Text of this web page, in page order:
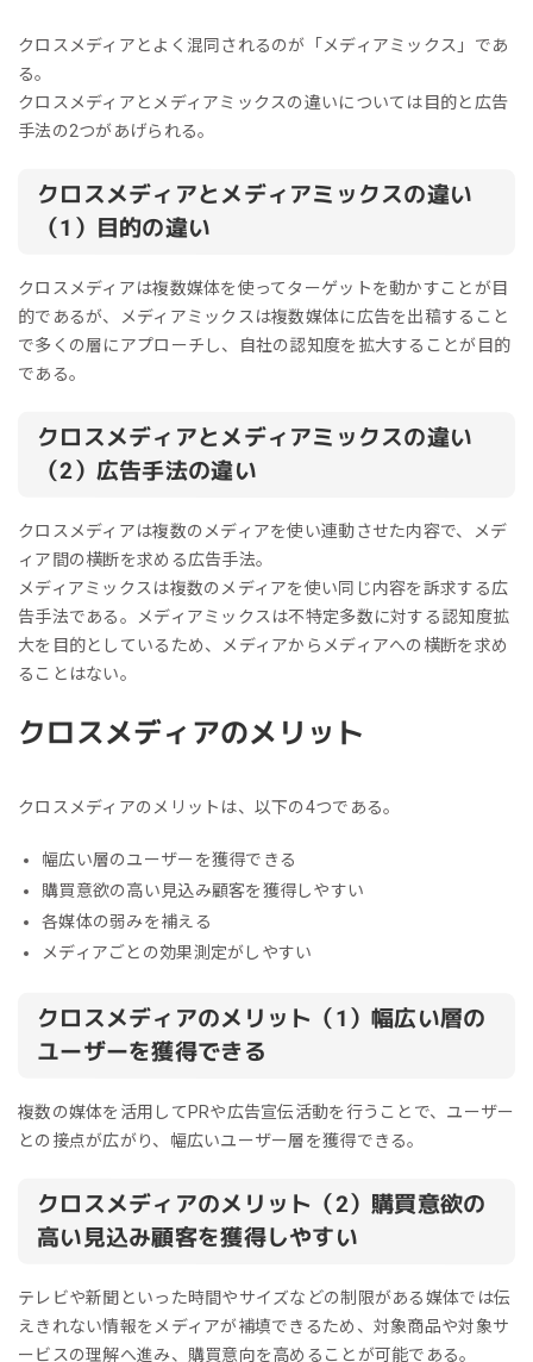
クロスメディアとよく混同されるのが「メディアミックス」であ
る。
クロスメディアとメディアミックスの違いについては目的と広告
手法の2つがあげられる。
クロスメディアとメディアミックスの違い
（1）目的の違い
クロスメディアは複数媒体を使ってターゲットを動かすことが目
的であるが、メディアミックスは複数媒体に広告を出稿すること
で多くの層にアプローチし、自社の認知度を拡大することが目的
である。
クロスメディアとメディアミックスの違い
（2）広告手法の違い
クロスメディアは複数のメディアを使い連動させた内容で、メデ
ィア間の横断を求める広告手法。
メディアミックスは複数のメディアを使い同じ内容を訴求する広
告手法である。メディアミックスは不特定多数に対する認知度拡
大を目的としているため、メディアからメディアへの横断を求め
ることはない。
クロスメディアのメリット
クロスメディアのメリットは、以下の4つである。
幅広い層のユーザーを獲得できる
購買意欲の高い見込み顧客を獲得しやすい
各媒体の弱みを補える
メディアごとの効果測定がしやすい
クロスメディアのメリット（1）幅広い層の
ユーザーを獲得できる
複数の媒体を活用してPRや広告宣伝活動を行うことで、ユーザー
との接点が広がり、幅広いユーザー層を獲得できる。
クロスメディアのメリット（2）購買意欲の
高い見込み顧客を獲得しやすい
テレビや新聞といった時間やサイズなどの制限がある媒体では伝
えきれない情報をメディアが補填できるため、対象商品や対象サ
ービスの理解へ進み、購買意向を高めることが可能である。